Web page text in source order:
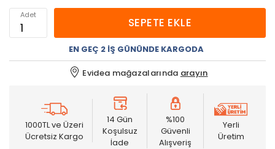
Adet
SEPETE EKLE
EN GEÇ 2 İŞ GÜNÜNDE KARGODA
Evidea mağazalarında arayın
1000TL ve Üzeri
Ücretsiz Kargo
14 Gün
Koşulsuz
İade
%100
Güvenli
Alışveriş
Yerli
Üretim